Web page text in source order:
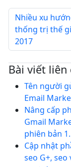
Nhiều xu
thống trị thế
2017
Bài viết liên
Tên người
Email
Nâng cấp
Gmail
phiên bản
Cập nhật
seo G+, seo